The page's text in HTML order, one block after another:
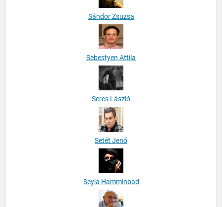
Sándor Zsuzsa
Sebestyen Attila
Seres László
Setét Jenő
Seyla Hamminbad